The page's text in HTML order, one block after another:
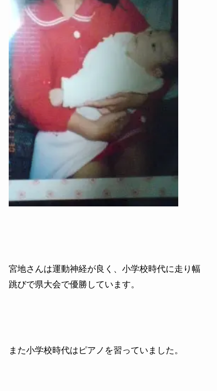
宮地さんは運動神経が良く、小学校時代に走り幅
跳びで県大会で優勝しています。
また小学校時代はピアノを習っていました。